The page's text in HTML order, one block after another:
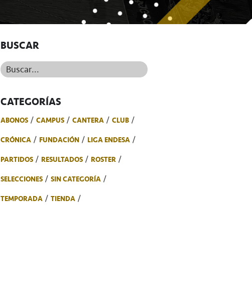
BUSCAR
Buscar...
CATEGORÍAS
ABONOS CAMPUS CANTERA
CLUB
CRÓNICA
FUNDACIÓN
LIGA ENDESA
PARTIDOS
RESULTADOS
ROSTER
SELECCIONES
SIN CATEGORÍA
TEMPORADA
TIENDA